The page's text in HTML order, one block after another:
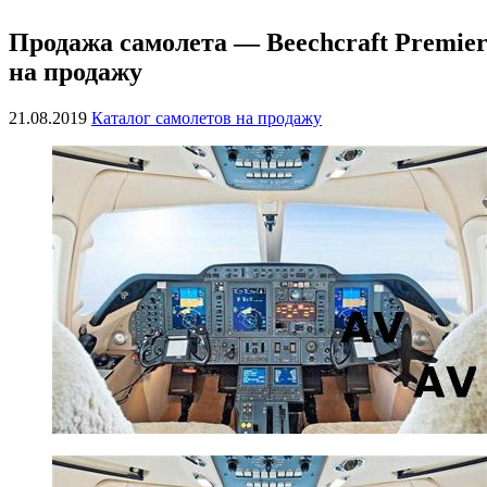
Продажа самолета — Beechcraft
на продажу
21.08.2019 Каталог самолетов на продажу